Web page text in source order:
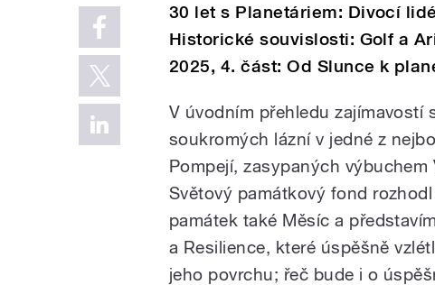
30 let s Planetáriem: Divocí
Historické souvislosti: Golf a
2025, 4. část: Od Slunce k
V úvodním přehledu zajímavostí
soukromých lázní v jedné z
Pompejí, zasypaných
Světový památkový fond
památek také Měsíc a
a Resilience, které úspěšně
jeho povrchu; řeč bude i o